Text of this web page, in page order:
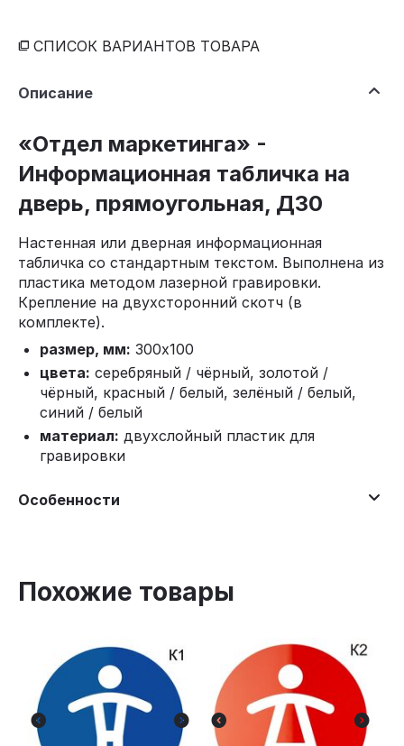
СПИСОК ВАРИАНТОВ ТОВАРА
Описание
«Отдел маркетинга» -
Информационная табличка на
дверь, прямоугольная, Д30
Настенная или дверная информационная
табличка со стандартным текстом. Выполнена из
пластика методом лазерной гравировки.
Крепление на двухсторонний скотч (в
комплекте).
размер, мм: 300x100
цвета: серебряный / чёрный, золотой /
чёрный, красный / белый, зелёный / белый,
синий / белый
материал: двухслойный пластик для
гравировки
Особенности
Похожие товары